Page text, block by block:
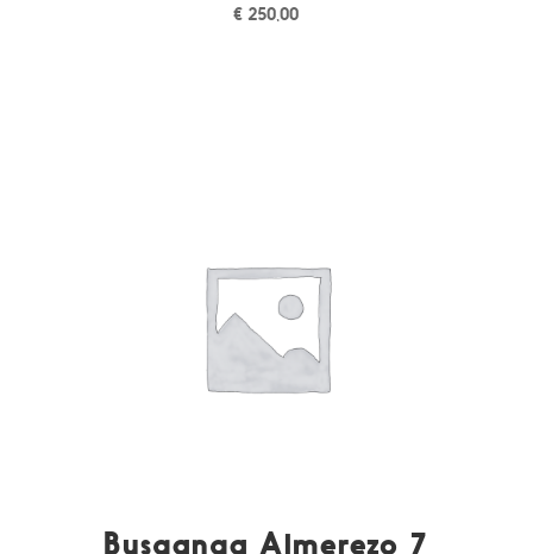
€ 250,00
Busganga Almerezo 7